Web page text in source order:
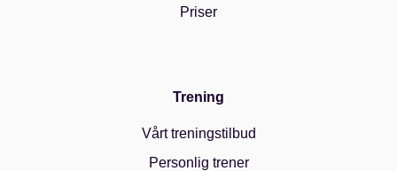
Priser
Trening
Vårt treningstilbud
Personlig trener